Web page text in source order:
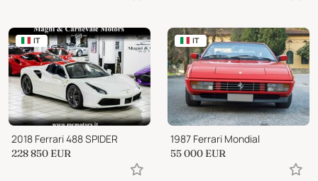
IT
2018 Ferrari 488 SPIDER
228 850 EUR
IT
1987 Ferrari Mondial
55 000 EUR